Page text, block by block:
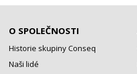
O SPOLEČNOSTI
Historie skupiny Conseq
Naši lidé